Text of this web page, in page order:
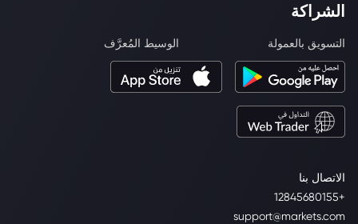
الاتصال بنا
+12845680155
support@markets.com
الشراكة
التسويق بالعمولة الوسيط المُعرَّف